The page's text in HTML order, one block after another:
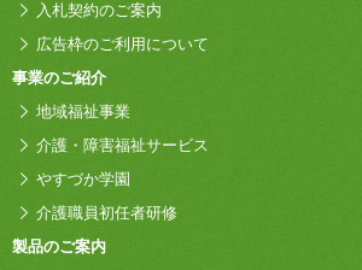
入札契約のご案内
広告枠のご利用について
事業のご紹介
地域福祉事業
介護・障害福祉サービス
やすづか学園
介護職員初任者研修
製品のご案内